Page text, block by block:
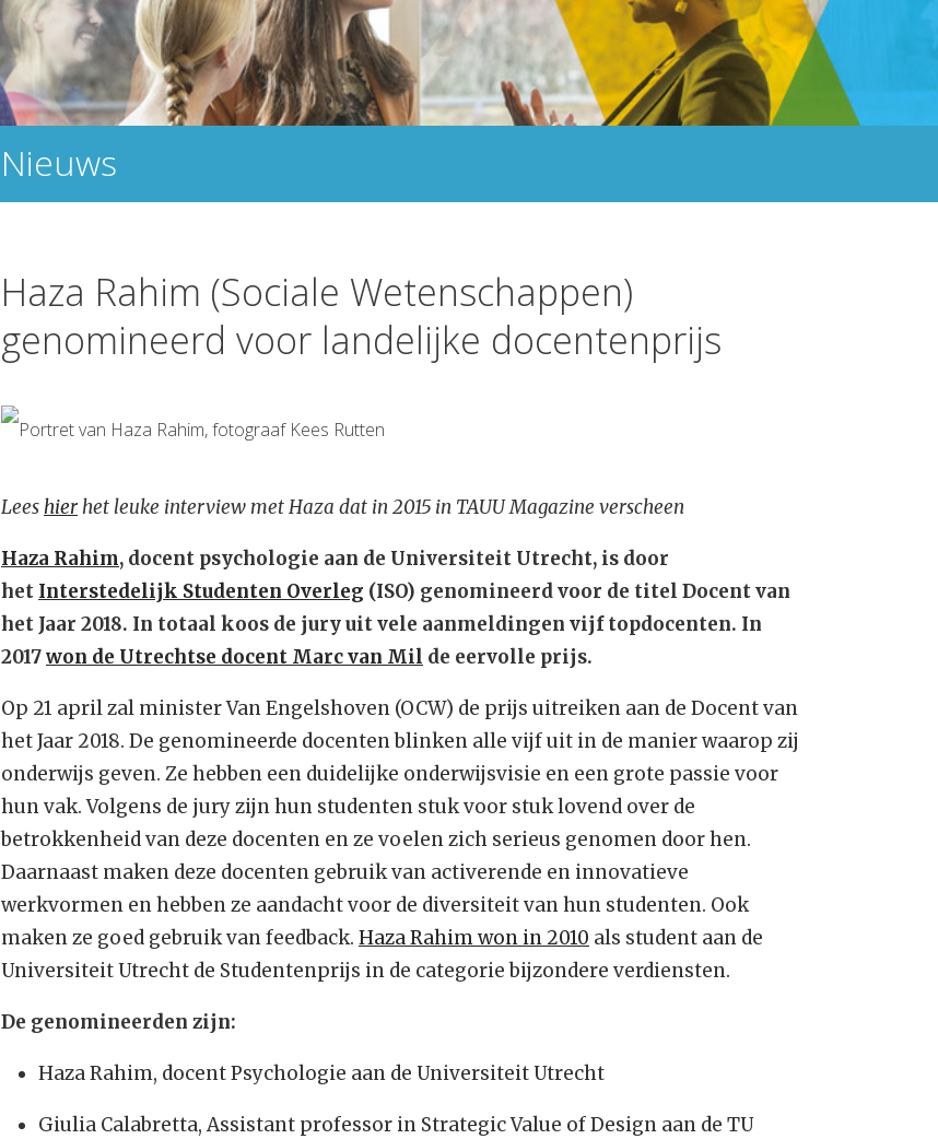
Nieuws
Haza Rahim (Sociale Wetenschappen)
genomineerd voor landelijke docentenprijs
Leeshier het leuke interview met Haza dat in 2015 in TAUU Magazine verscheen
Haza Rahim, docent psychologie aan de Universiteit Utrecht, is door
het Interstedelijk Studenten Overleg (ISO) genomineerd voor de titel Docent van
het Jaar 2018. In totaal koos de jury uit vele aanmeldingen vijf topdocenten. In
2017won de Utrechtse docent Marc van Mil de eervolle prijs.
Op 21 april zal minister Van Engelshoven (OCW) de prijs uitreiken aan de Docent van
het Jaar 2018. De genomineerde docenten blinken alle vijf uit in de manier waarop zij
onderwijs geven. Ze hebben een duidelijke onderwijsvisie en een grote passie voor
hun vak. Volgens de jury zijn hun studenten stuk voor stuk lovend over de
betrokkenheid van deze docenten en ze voelen zich serieus genomen door hen.
Daarnaast maken deze docenten gebruik van activerende en innovatieve
werkvormen en hebben ze aandacht voor de diversiteit van hun studenten. Ook
maken ze goed gebruik van feedback. Haza Rahim won in 2010 als student aan de
Universiteit Utrecht de Studentenprijs in de categorie bijzondere verdiensten.
De genomineerden zijn:
Haza Rahim, docent Psychologie aan de Universiteit Utrecht
Giulia Calabretta, Assistant professor in Strategic Value of Design aan de TU